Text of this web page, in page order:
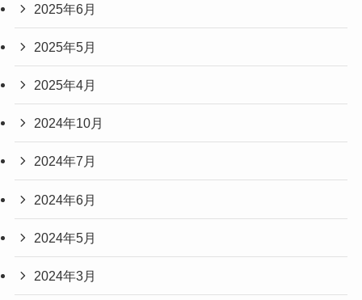
2025年6月
2025年5月
2025年4月
2024年10月
2024年7月
2024年6月
2024年5月
2024年3月